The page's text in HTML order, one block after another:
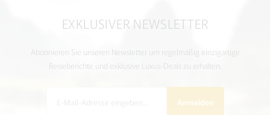
EXKLUSIVER NEWSLETTER
Abonnieren Sie unseren Newsletter um regelmäßig einzigartige
Reiseberichte und exklusive Luxus-Deals zu erhalten.
Anmelden